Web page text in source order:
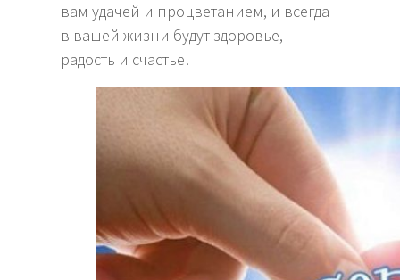
вам удачей и процветанием, и всегда
в вашей жизни будут здоровье,
радость и счастье!